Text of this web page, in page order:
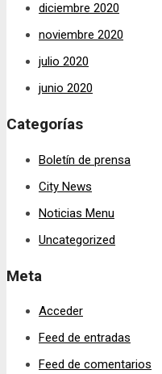
diciembre 2020
noviembre 2020
julio 2020
junio 2020
Categorías
Boletín de prensa
City News
Noticias Menu
Uncategorized
Meta
Acceder
Feed de entradas
Feed de comentarios